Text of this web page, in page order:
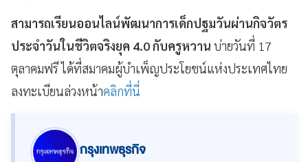
สามารถเรียนออนไลน์พัฒนาการเด็กปฐมวันผ่านกิจวัตร
ประจำวันในชีวิตจริงยุค 4.0 กับครูหวาน บ่ายวันที่ 17
ตุลาคมฟรี ได้ที่สมาคมผู้บำเพ็ญประโยชน์แห่งประเทศไทย
ลงทะเบียนล่วงหน้าคลิกที่นี่
กรุงเทพธุรกิจ